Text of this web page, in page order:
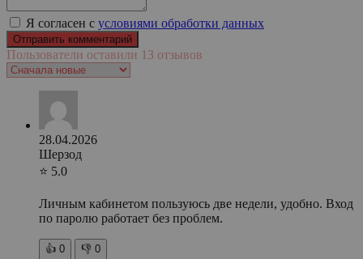
Я согласен с условиями обработки данных
Пользователи оставили 13 отзывов
28.04.2026
Шерзод
⭐ 5.0
Личным кабинетом пользуюсь две недели, удобно. Вход
по паролю работает без проблем.
👍 0 👎 0